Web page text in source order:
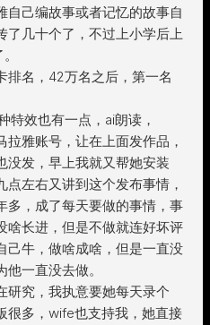
自己编故事或者记忆的故事自
了几十个了，不过上小学后上
排名，42万名之后，第一名
特效也有一点，ai朗读，
雅账号，让在上面发作品，
没发，早上我就又帮她安装
左右又讲到这个发布事情，
多，成了每天要做的事情，事
啥长进，但是不做就连好坏评
己牛，做啥成啥，但是一直没
一直没去做。
研究，我执意要她每天录个
很多，wife也支持我，她直接